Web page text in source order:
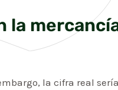
la
la cifra real